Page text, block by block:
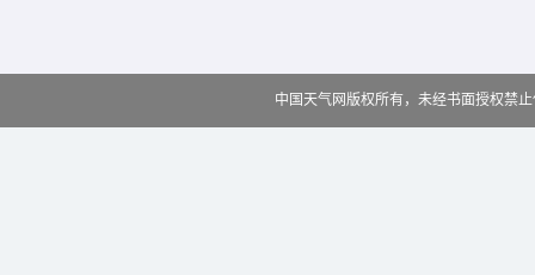
中国天气网版权所有，未经书面授权